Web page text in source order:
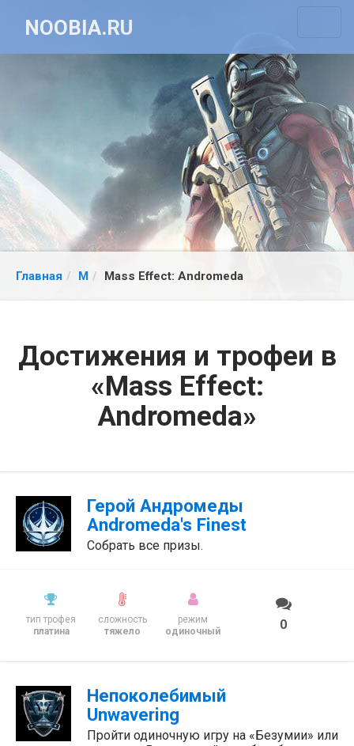
NOOBIA.RU
Главная M Mass Effect: Andromeda
Достижения и трофеи в
«Mass Effect:
Andromeda»
Герой Андромеды
Andromeda's Finest
Собрать все призы.
тип трофея
платина
сложность
тяжело
режим
одиночный
0
Непоколебимый
Unwavering
Пройти одиночную игру на «Безумии» или